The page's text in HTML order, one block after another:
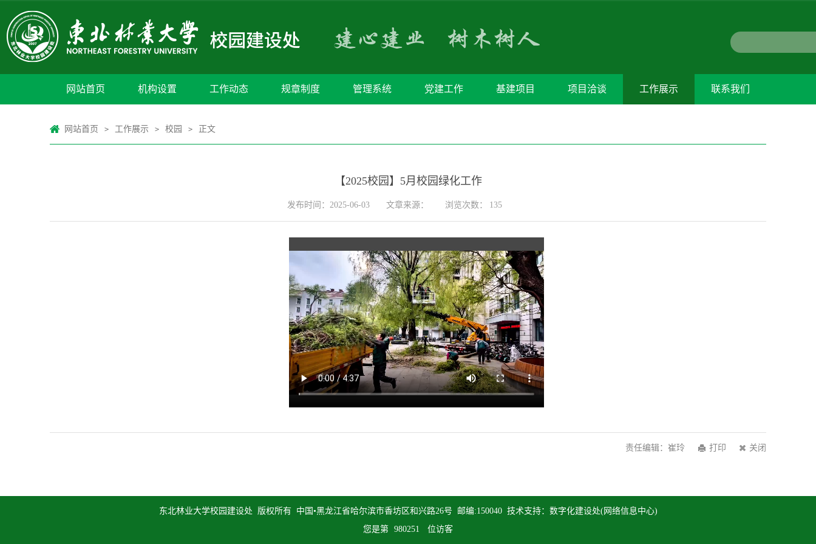
网站首页 机构设置 工作动态 规章制度 管理系统 党建工作 基建项目 项目洽谈 工作展示 联系我们
网站首页 > 工作展示 > 校园 > 正文
【2025校园】5月校园绿化工作
发布时间：2025-06-03 文章来源： 浏览次数： 135
关闭
打印
责任编辑：崔玲
东北林业大学校园建设处 版权所有 中国•黑龙江省哈尔滨市香坊区和兴路26号 邮编:150040 技术支持：数字化建设处(网络信息中心)
您是第
980251 位访客